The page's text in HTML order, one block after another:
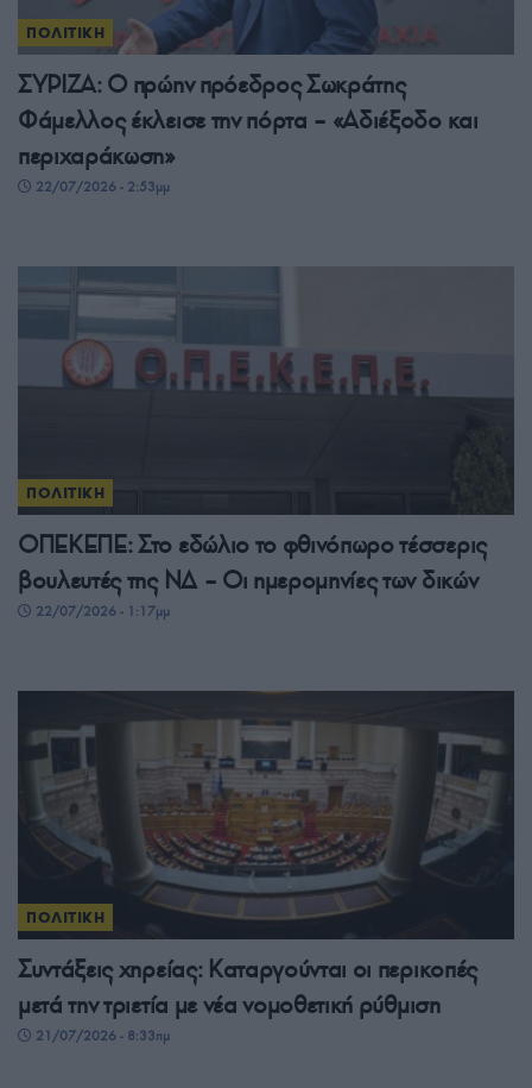
ΠΟΛΙΤΙΚΗ
ΣΥΡΙΖΑ: Ο πρώην πρόεδρος Σωκράτης
Φάμελλος έκλεισε την πόρτα – «Αδιέξοδο και
περιχαράκωση»
22/07/2026 - 2:53μμ
ΠΟΛΙΤΙΚΗ
ΟΠΕΚΕΠΕ: Στο εδώλιο το φθινόπωρο τέσσερις
βουλευτές της ΝΔ – Οι ημερομηνίες των δικών
22/07/2026 - 1:17μμ
ΠΟΛΙΤΙΚΗ
Συντάξεις χηρείας: Καταργούνται οι περικοπές
μετά την τριετία με νέα νομοθετική ρύθμιση
21/07/2026 - 8:33πμ